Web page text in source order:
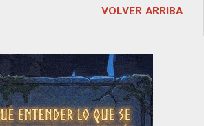
VOLVER ARRIBA